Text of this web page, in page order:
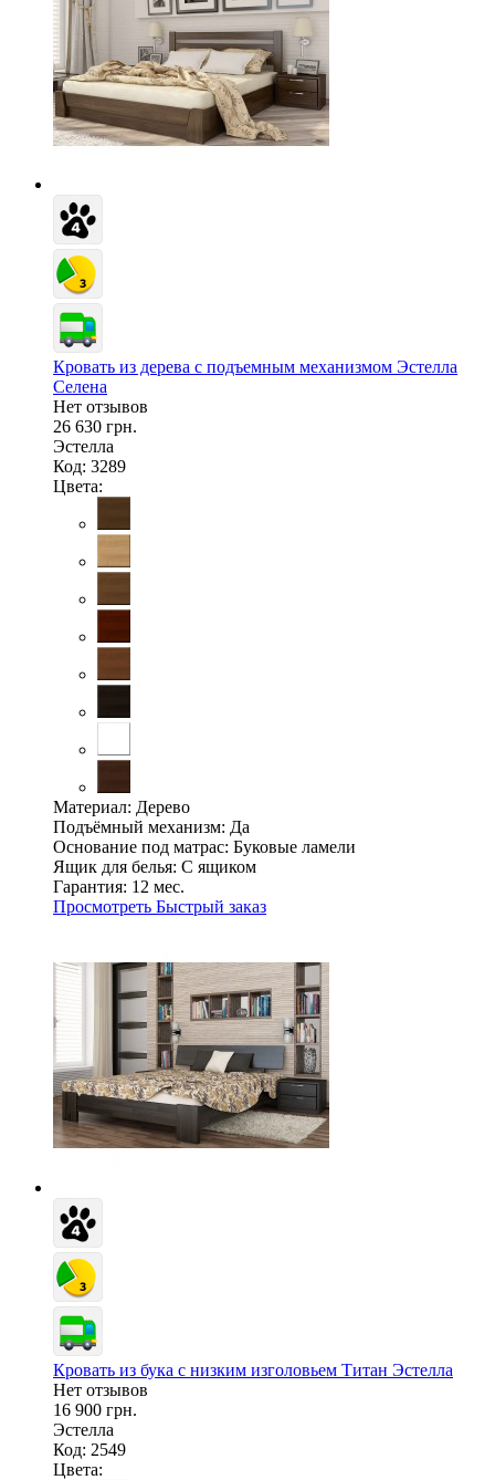
Кровать из дерева с подъемным механизмом Эстелла
Селена
Нет отзывов
26 630 грн.
Эстелла
Код: 3289
Цвета:
Материал: Дерево
Подъёмный механизм: Да
Основание под матрас: Буковые ламели
Ящик для белья: С ящиком
Гарантия: 12 мес.
Просмотреть Быстрый заказ
Кровать из бука с низким изголовьем Титан Эстелла
Нет отзывов
16 900 грн.
Эстелла
Код: 2549
Цвета: